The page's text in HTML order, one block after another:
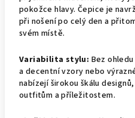
pokožce hlavy. Čepice je
při nošení po celý den a
svém místě.
Variabilita stylu: Bez
a decentní vzory nebo
nabízejí širokou škálu
outfitům a příležitostem.